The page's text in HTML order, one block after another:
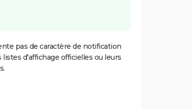
pas de caractère de notification
d'affichage officielles ou leurs